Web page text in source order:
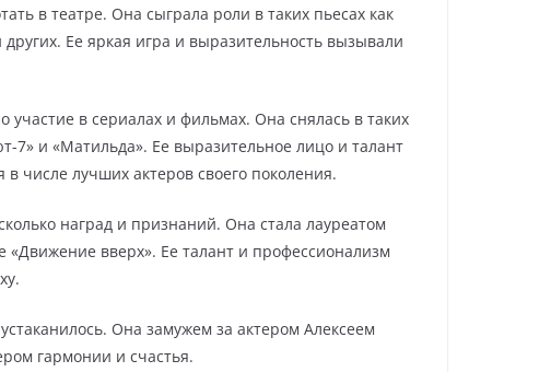
в театре. Она сыграла роли в таких пьесах как
Ее яркая игра и выразительность вызывали
в сериалах и фильмах. Она снялась в таких
7» и «Матильда». Ее выразительное лицо и талант
числе лучших актеров своего поколения.
наград и признаний. Она стала лауреатом
вверх». Ее талант и профессионализм
Она замужем за актером Алексеем
гармонии и счастья.